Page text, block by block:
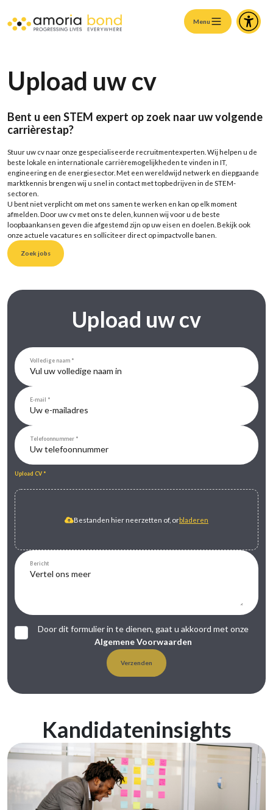
Menu
Upload uw cv
Bent u een STEM expert op zoek naar uwvolgende
carrièrestap?
Stuuruw cv naar onze gespecialiseerde recruitmentexperten . Wij helpen u de
beste lokale en internationale carrièremogelijkheden te vinden in IT,
engineering en de energiesector. Met een wereldwijd netwerk en diepgaande
marktkennis brengen wiju snel in contact met topbedrijven in de STEM-
sectoren.
U bent niet verplicht om met ons samen te werken en kan op elk moment
afmelden. Dooruw cv met ons te delen, kunnen wij voor u de beste
loopbaankansen geven die afgestemd zijn op uw eisen en doelen . Bekijk ook
onze actuele vacatures en solliciteer direct opimpactvolle banen
Zoek jobs
Upload uw cv
Volledige naam
E-mail
Telefoonnummer
Upload CV
Bestanden hier neerzetten of, orbladeren
Bericht
Door dit formulier in te dienen, gaat u akkoord met onze
Algemene Voorwaarden
Verzenden
Kandidateninsights